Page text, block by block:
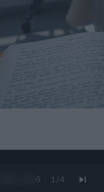
0:10 / 3:16 1 /4